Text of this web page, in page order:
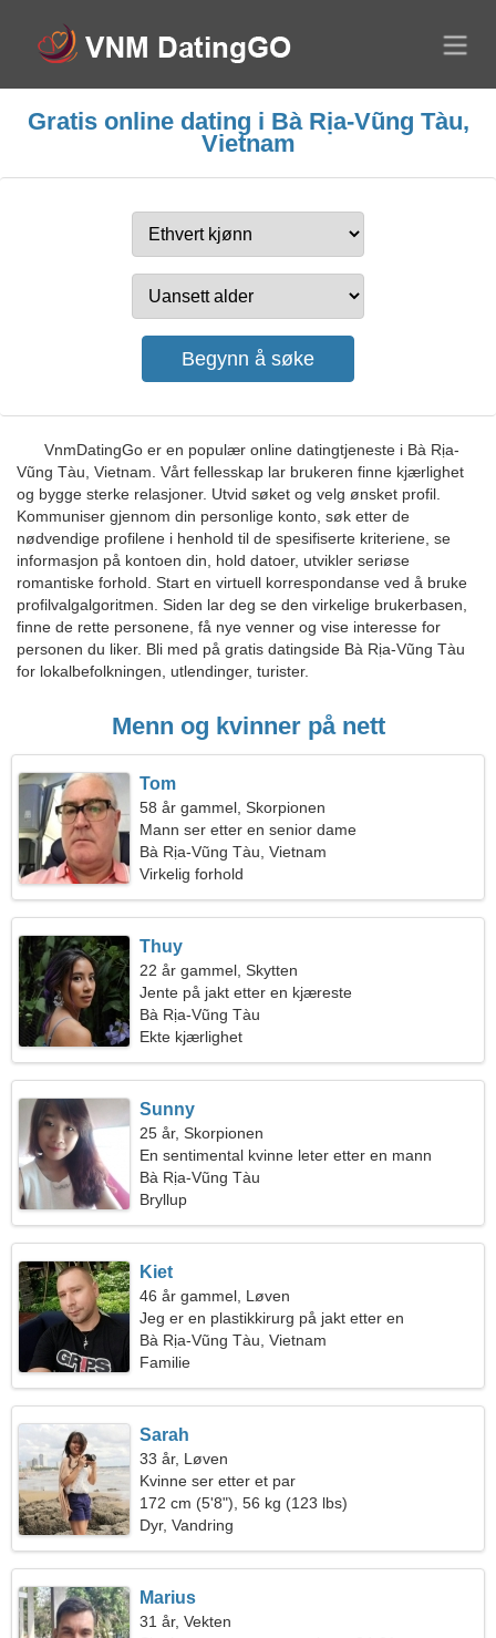
Gratis online dating i Bà Rịa-Vũng Tàu,
Vietnam
VnmDatingGo er en populær online datingtjeneste i Bà Rịa-
Vũng Tàu, Vietnam. Vårt fellesskap lar brukeren finne kjærlighet
og bygge sterke relasjoner. Utvid søket og velg ønsket profil.
Kommuniser gjennom din personlige konto, søk etter de
nødvendige profilene i henhold til de spesifiserte kriteriene, se
informasjon på kontoen din, hold datoer, utvikler seriøse
romantiske forhold. Start en virtuell korrespondanse ved å bruke
profilvalgalgoritmen. Siden lar deg se den virkelige brukerbasen,
finne de rette personene, få nye venner og vise interesse for
personen du liker. Bli med på gratis datingside Bà Rịa-Vũng Tàu
for lokalbefolkningen, utlendinger, turister.
Menn og kvinner på nett
Tom
58 år gammel, Skorpionen
Mann ser etter en senior dame
Bà Rịa-Vũng Tàu, Vietnam
Virkelig forhold
Thuy
22 år gammel, Skytten
Jente på jakt etter en kjæreste
Bà Rịa-Vũng Tàu
Ekte kjærlighet
Sunny
25 år, Skorpionen
En sentimental kvinne leter etter en mann
Bà Rịa-Vũng Tàu
Bryllup
Kiet
46 år gammel, Løven
Jeg er en plastikkirurg på jakt etter en
sjarmerende kvinne
Bà Rịa-Vũng Tàu, Vietnam
Familie
Sarah
33 år, Løven
Kvinne ser etter et par
172 cm (5'8"), 56 kg (123 lbs)
Dyr, Vandring
Marius
31 år, Vekten